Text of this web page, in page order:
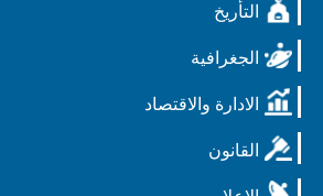
التأريخ
الجغرافية
الادارة والاقتصاد
القانون